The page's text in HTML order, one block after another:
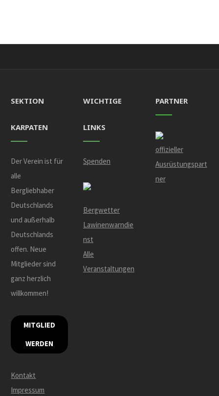
SEKTION
KARPATEN
Der Verein ist für
alle
Bergliebhaber
Deutschlands
und außerhalb
Deutschlands
offen. Neue
Mitglieder sind
ganz herzlich
willkommen!
MITGLIED
WERDEN
Kontakt
Impressum
WICHTIGE
LINKS
Spenden
Bergwetter
Lawinenwarndie
nst
Alle
Veranstaltungen
PARTNER
offizieller
Ausrüstungspart
ner